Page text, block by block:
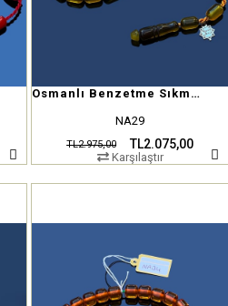
Osmanlı Benzetme Sıkma Kehribar
NA29
TL2.075,00
TL2.975,00
Karşılaştır